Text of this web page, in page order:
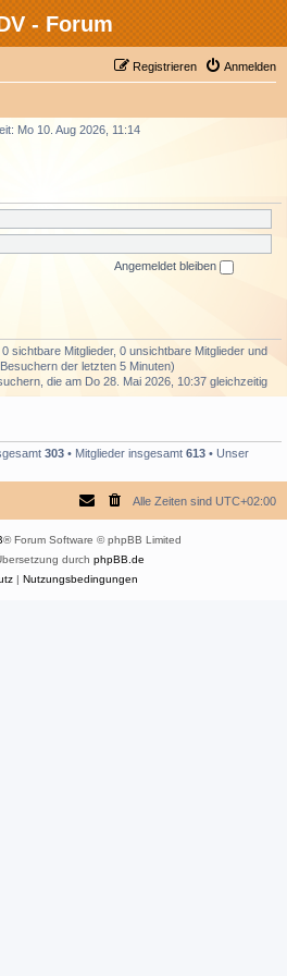
- Forum
Anmelden
Registrieren
Mo 10. Aug 2026, 11:14
Angemeldet bleiben
sichtbare Mitglieder, 0 unsichtbare Mitglieder und
der letzten 5 Minuten)
die am Do 28. Mai 2026, 10:37 gleichzeitig
303 • Mitglieder insgesamt 613 • Unser
Alle Zeiten sind UTC+02:00
® Forum Software © phpBB Limited
durch phpBB.de
| Nutzungsbedingungen